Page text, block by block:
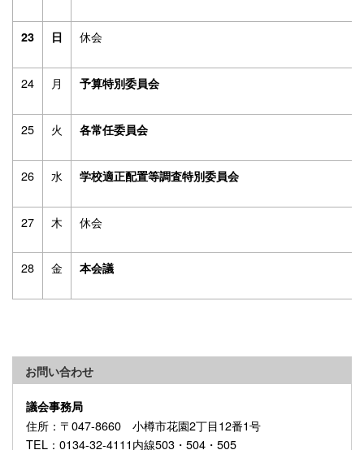
23 日 休会
24 月 予算特別委員会
25 火 各常任委員会
26 水 学校適正配置等調査特別委員会
27 木 休会
28 金 本会議
お問い合わせ
議会事務局
住所 ：〒047-8660 小樽市花園2丁目12番1号
TEL ：0134-32-4111内線503・504・505